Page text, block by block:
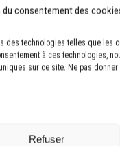
du consentement des
des technologies telles que les
à ces technologies,
sur ce site. Ne pas
Refuser